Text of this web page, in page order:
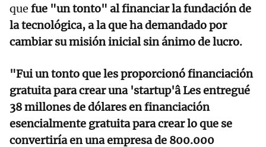
que fue "un tonto" al financiar la fundación de
la tecnológica, a la que ha demandado por
cambiar su misión inicial sin ánimo de lucro.
"Fui un tonto que les proporcionó financiación
gratuita para crear una 'startup'â Les entregué
38 millones de dólares en financiación
esencialmente gratuita para crear lo que se
convertiría en una empresa de 800.000